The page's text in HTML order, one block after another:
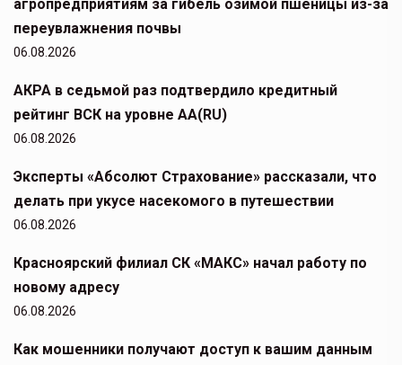
агропредприятиям за гибель озимой пшеницы из-за
переувлажнения почвы
06.08.2026
АКРА в седьмой раз подтвердило кредитный
рейтинг ВСК на уровне АА(RU)
06.08.2026
Эксперты «Абсолют Страхование» рассказали, что
делать при укусе насекомого в путешествии
06.08.2026
Красноярский филиал СК «МАКС» начал работу по
новому адресу
06.08.2026
Как мошенники получают доступ к вашим данным